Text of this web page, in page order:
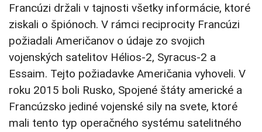
Francúzi držali v tajnosti všetky informácie, ktoré
ziskali o špiónoch. V rámci reciprocity Francúzi
požiadali Američanov o údaje zo svojich
vojenských satelitov Hélios-2, Syracus-2 a
Essaim. Tejto požiadavke Američania vyhoveli. V
roku 2015 boli Rusko, Spojené štáty americké a
Francúzsko jediné vojenské sily na svete, ktoré
mali tento typ operačného systému satelitného